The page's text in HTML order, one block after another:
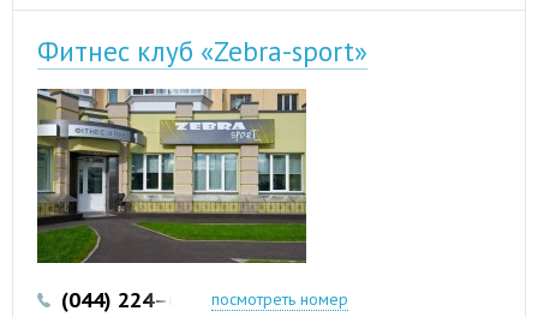
Фитнес клуб «Zebra-sport»
(044) 224–63-07посмотреть номер